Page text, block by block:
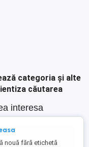
categoria și alte
căutarea
interesa
nouă fără etichetă